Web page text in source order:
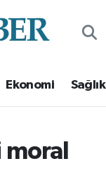
Ekonomi Sağlık